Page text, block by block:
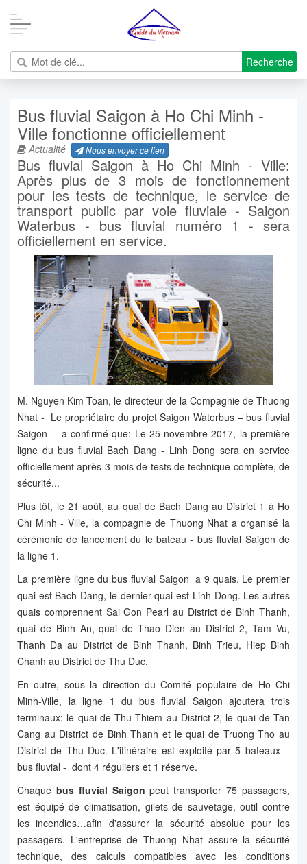
Recherche
Bus fluvial Saigon à Ho Chi Minh -
Ville fonctionne officiellement
Actualité Nous envoyer ce lien
Bus fluvial Saigon à Ho Chi Minh - Ville:
Après plus de 3 mois de fonctionnement
pour les tests de technique, le service de
transport public par voie fluviale - Saigon
Waterbus - bus fluvial numéro 1 - sera
officiellement en service.
M. Nguyen Kim Toan, le directeur de la Compagnie de Thuong
Nhat - Le propriétaire du projet Saigon Waterbus – bus fluvial
Saigon - a confirmé que: Le 25 novembre 2017, la première
ligne du bus fluvial Bach Dang - Linh Dong sera en service
officiellement après 3 mois de tests de technique complète, de
sécurité...
Plus tôt, le 21 août, au quai de Bach Dang au District 1 à Ho
Chi Minh - Ville, la compagnie de Thuong Nhat a organisé la
cérémonie de lancement du le bateau - bus fluvial Saigon de
la ligne 1.
La première ligne du bus fluvial Saigon a 9 quais. Le premier
quai est Bach Dang, le dernier quai est Linh Dong. Les autres
quais comprennent Sai Gon Pearl au District de Binh Thanh,
quai de Binh An, quai de Thao Dien au District 2, Tam Vu,
Thanh Da au District de Binh Thanh, Binh Trieu, Hiep Binh
Chanh au District de Thu Duc.
En outre, sous la direction du Comité populaire de Ho Chi
Minh-Ville, la ligne 1 du bus fluvial Saigon ajoutera trois
terminaux: le quai de Thu Thiem au District 2, le quai de Tan
Cang au District de Binh Thanh et le quai de Truong Tho au
District de Thu Duc. L'itinéraire est exploité par 5 bateaux –
bus fluvial - dont 4 réguliers et 1 réserve.
Chaque bus fluvial Saigon peut transporter 75 passagers,
est équipé de climatisation, gilets de sauvetage, outil contre
les incendies…afin d'assurer la sécurité absolue pour les
passagers. L'entreprise de Thuong Nhat assure la sécurité
technique, des calculs compatibles avec les conditions